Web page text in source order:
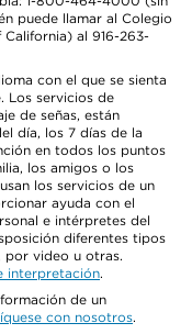
puede llamar al Colegio
al 916-263-
con el que se sienta
Los servicios de
de señas, están
día, los 7 días de la
en todos los puntos
los amigos o los
los servicios de un
ayuda con el
e intérpretes del
diferentes tipos
por video u otras.
interpretación.
de un
con nosotros.